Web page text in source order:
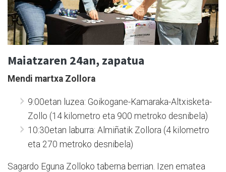
Maiatzaren 24an, zapatua
Mendi martxa Zollora
9:00etan luzea: Goikogane-Kamaraka-Altxisketa-
Zollo (14 kilometro eta 900 metroko desnibela)
10:30etan laburra: Almiñatik Zollora (4 kilometro
eta 270 metroko desnibela)
Sagardo Eguna Zolloko taberna berrian. Izen ematea